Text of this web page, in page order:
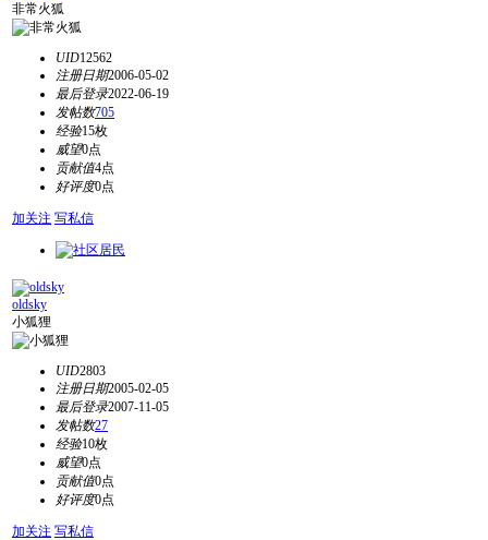
非常火狐
UID12562
注册日期2006-05-02
最后登录2022-06-19
发帖数705
经验15枚
威望0点
贡献值4点
好评度0点
加关注 写私信
oldsky
小狐狸
UID2803
注册日期2005-02-05
最后登录2007-11-05
发帖数27
经验10枚
威望0点
贡献值0点
好评度0点
加关注 写私信